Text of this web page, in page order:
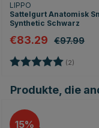
LIPPO
Sattelgurt Anatomisk
Synthetic Schwarz
€83.29 €97.99
Bewertung: (2)
Produkte, die
15